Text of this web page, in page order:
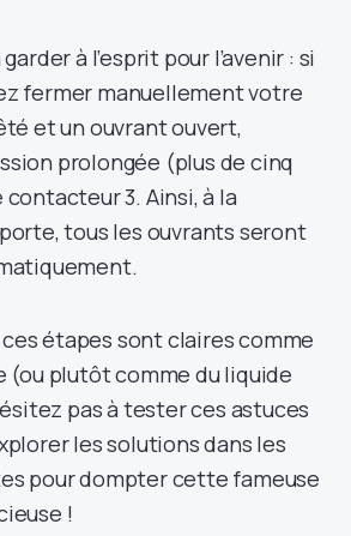
à l’esprit pour l’avenir : si
fermer manuellement votre
et un ouvrant ouvert,
prolongée (plus de cinq
3. Ainsi, à la
tous les ouvrants seront
étapes sont claires comme
(ou plutôt comme du liquide
pas à tester ces astuces
les solutions dans les
pour dompter cette fameuse
!